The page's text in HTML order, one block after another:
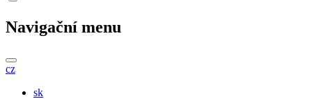
Navigační menu
cz
sk